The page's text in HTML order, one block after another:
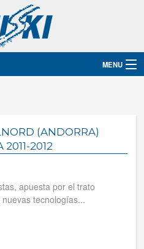
MENU
(ANDORRA)
2012
apuesta por el trato
tecnologías...